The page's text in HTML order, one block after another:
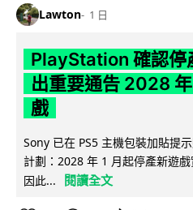
Lawton 1 日
PlayStation 確認停
出重要通告 2028
戲
Sony 已在 PS5 主機包裝加貼提
計劃：2028 年 1 月起停產新遊
因此...
閱讀全文